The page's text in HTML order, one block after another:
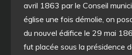
avril 1863 par le Conseil
église une fois démolie, on
du nouvel édifice le 29 mai
fut placée sous la présidence